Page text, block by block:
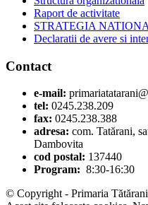
Raport de activitate
STRATEGIA
Declaratii de avere si
Contact
e-mail:
tel: 0245.238.209
fax: 0245.238.388
adresa: com. Tatărani,
Dambovita
cod postal: 137440
Program: 8:30-16:30
© Copyright - Primaria